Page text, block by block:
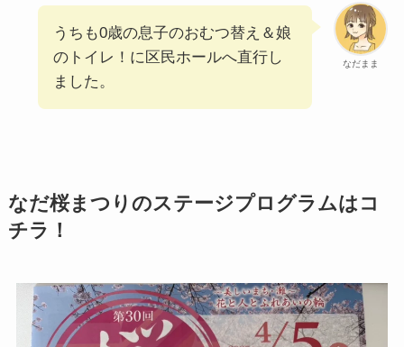
なだまま
うちも0歳の息子のおむつ替え＆娘
のトイレ！に区民ホールへ直行し
ました。
なだ桜まつりのステージプログラムはコ
チラ！